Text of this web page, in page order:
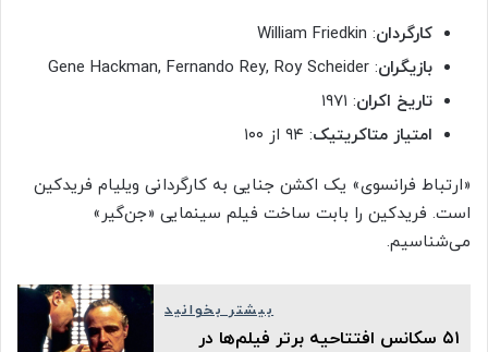
کارگردان: William Friedkin
بازیگران: Gene Hackman, Fernando Rey, Roy Scheider
تاریخ اکران: ۱۹۷۱
امتیاز متاکریتیک: ۹۴ از ۱۰۰
«ارتباط فرانسوی» یک اکشن جنایی به کارگردانی ویلیام فریدکین
است. فریدکین را بابت ساخت فیلم سینمایی «جن‌گیر»
می‌شناسیم.
بیشتر بخوانید
۵۱ سکانس افتتاحیه برتر فیلم‌ها در